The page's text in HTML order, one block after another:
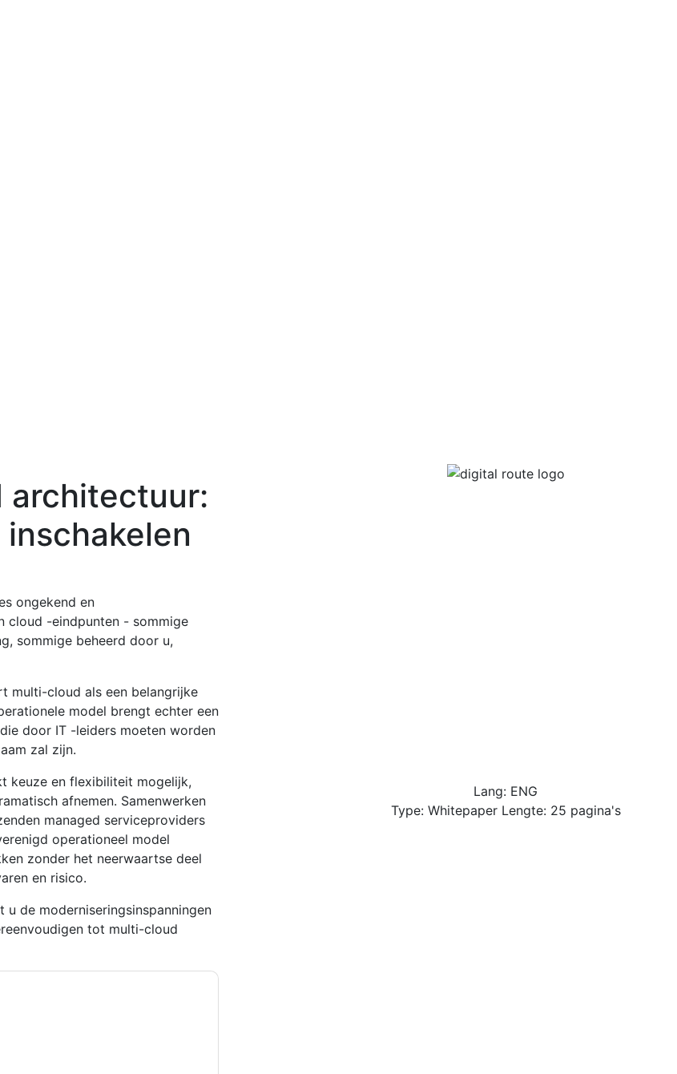
architectuur:
ongekend en
cloud -eindpunten - sommige
sommige beheerd door u,
multi-cloud als een belangrijke
model brengt echter een
door IT -leiders moeten worden
zal zijn.
keuze en flexibiliteit mogelijk,
afnemen. Samenwerken
managed serviceproviders
operationeel model
zonder het neerwaartse deel
en risico.
de moderniseringsinspanningen
tot multi-cloud
Lang: ENG
Type: Whitepaper Lengte: 25 pagina's